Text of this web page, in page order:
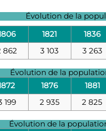
Évolution de la
1821
1836
862 3 103 3 263
Évolution de la
1876
1881
199 2 935 2 825
Évolution de la